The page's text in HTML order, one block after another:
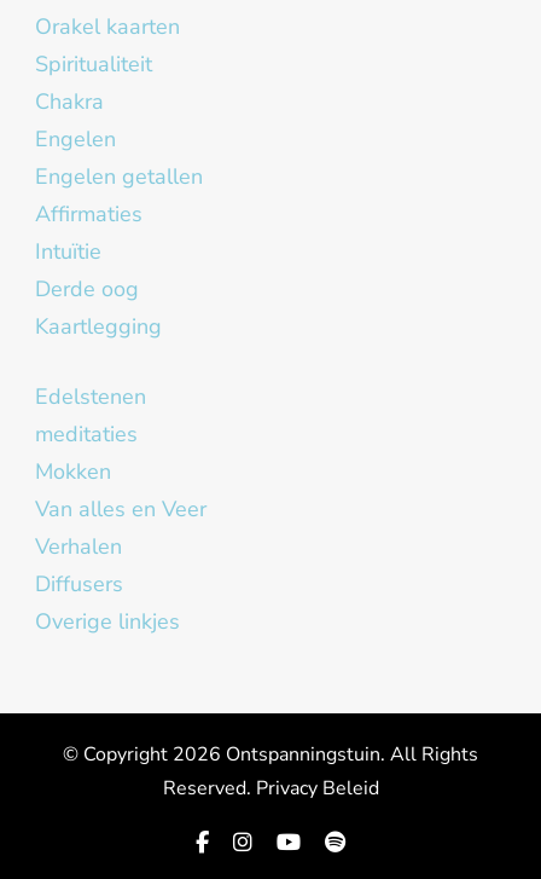
Orakel kaarten
Spiritualiteit
Chakra
Engelen
Engelen getallen
Affirmaties
Intuïtie
Derde oog
Kaartlegging
Edelstenen
meditaties
Mokken
Van alles en Veer
Verhalen
Diffusers
Overige linkjes
© Copyright 2026 Ontspanningstuin. All Rights
Reserved. Privacy Beleid